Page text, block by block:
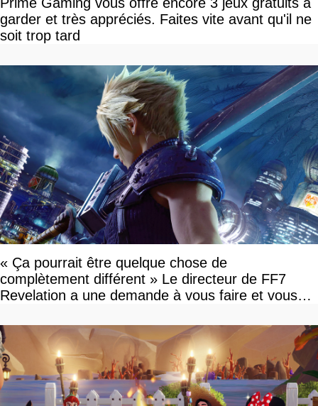
garder et très appréciés. Faites vite avant qu'il ne
soit trop tard
« Ça pourrait être quelque chose de
complètement différent » Le directeur de FF7
Revelation a une demande à vous faire et vous